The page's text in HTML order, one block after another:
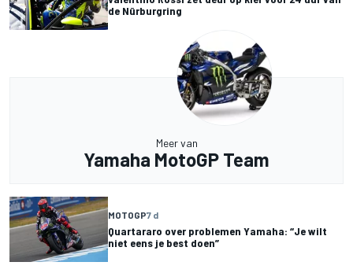
de Nürburgring
Meer van
Yamaha MotoGP Team
MOTOGP7 d
Quartararo over problemen Yamaha: “Je wilt
niet eens je best doen”